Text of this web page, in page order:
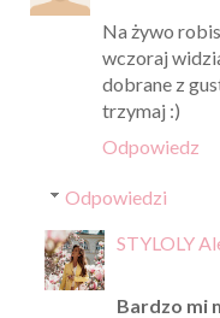
Na żywo
wczoraj
dobrane z
trzymaj :)
Odpowiedz
Odpowiedzi
STYLOLY
Bardzo mi